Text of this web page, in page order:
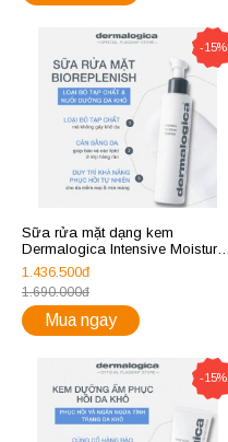
-15%
Sữa rửa mặt dạng kem
Dermalogica Intensive Moisture
Cleanser (new) 150ml
1.436.500đ
1.690.000đ
Mua ngay
-15%